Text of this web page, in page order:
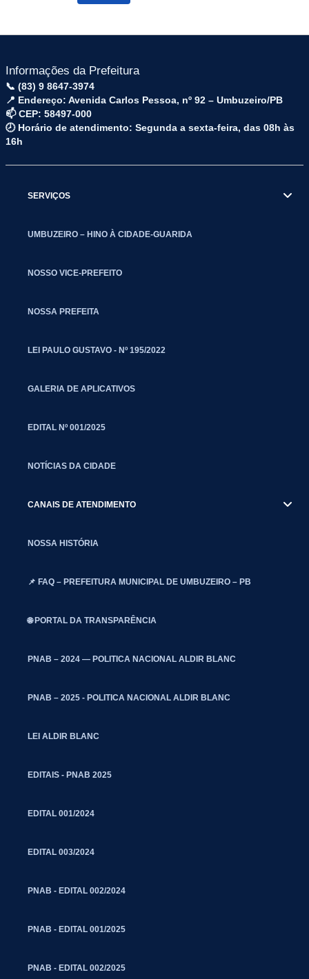
Informações da Prefeitura
📞 (83) 9 8647-3974
📍 Endereço: Avenida Carlos Pessoa, nº 92 – Umbuzeiro/PB
📫 CEP: 58497-000
🕗 Horário de atendimento: Segunda a sexta-feira, das 08h às
16h
SERVIÇOS
UMBUZEIRO – HINO À CIDADE-GUARIDA
NOSSO VICE-PREFEITO
NOSSA PREFEITA
LEI PAULO GUSTAVO - Nº 195/2022
GALERIA DE APLICATIVOS
EDITAL Nº 001/2025
NOTÍCIAS DA CIDADE
CANAIS DE ATENDIMENTO
NOSSA HISTÓRIA
📌 FAQ – PREFEITURA MUNICIPAL DE UMBUZEIRO – PB
🌐 PORTAL DA TRANSPARÊNCIA
PNAB – 2024 — POLITICA NACIONAL ALDIR BLANC
PNAB – 2025 - POLITICA NACIONAL ALDIR BLANC
LEI ALDIR BLANC
EDITAIS - PNAB 2025
EDITAL 001/2024
EDITAL 003/2024
PNAB - EDITAL 002/2024
PNAB - EDITAL 001/2025
PNAB - EDITAL 002/2025